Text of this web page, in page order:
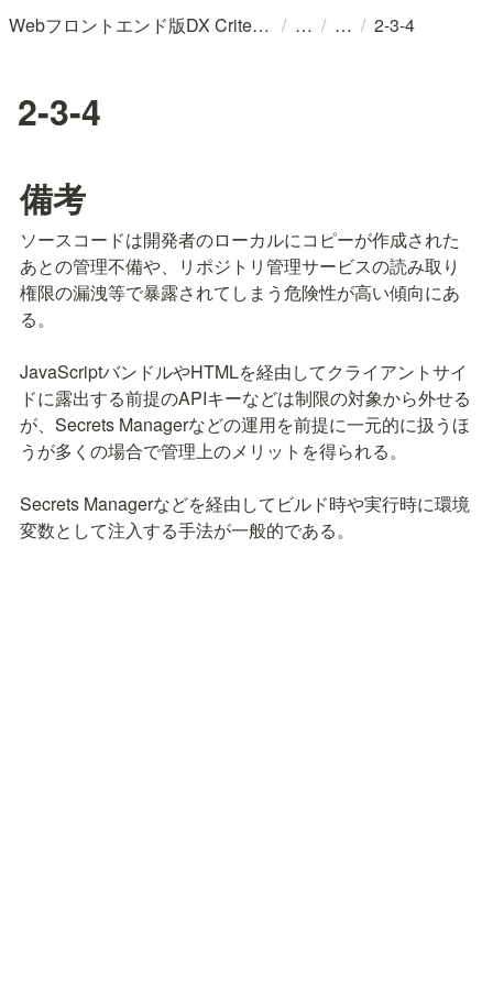
Webフロントエンド版DX Criteria (v202402)/プロダクトのユーザー体験と変化に適応するチームのためのガイドライン / / / 2-3-4
2-3-4
備考
ソースコードは開発者のローカルにコピーが作成された
あとの管理不備や、リポジトリ管理サービスの読み取り
権限の漏洩等で暴露されてしまう危険性が高い傾向にあ
る。
JavaScriptバンドルやHTMLを経由してクライアントサイ
ドに露出する前提のAPIキーなどは制限の対象から外せる
が、Secrets Managerなどの運用を前提に一元的に扱うほ
うが多くの場合で管理上のメリットを得られる。
Secrets Managerなどを経由してビルド時や実行時に環境
変数として注入する手法が一般的である。